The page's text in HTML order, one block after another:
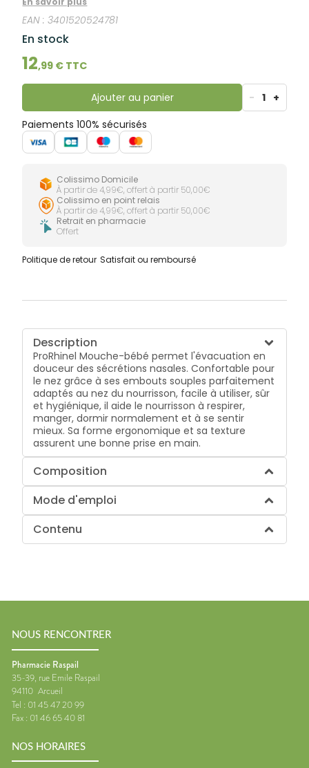
Gencives
hygiénique, il aide le nourrisson à respirer, manger,
dormir normalement et à se sentir mieux. Sa forme
ergonomique et sa texture assurent une bonne prise
en main.
EAN :3401520524781
En stock
12,99 € TTC
Ajouter au panier - 1 +
Paiements 100% sécurisés
Colissimo Domicile
À partir de 4,99€, offert à partir 50,00€
Colissimo en point relais
À partir de 4,99€, offert à partir 50,00€
Retrait en pharmacie
Offert
Politique de retour Satisfait ou remboursé
Description
ProRhinel Mouche-bébé permet l'évacuation en
douceur des sécrétions nasales. Confortable pour
le nez grâce à ses embouts souples parfaitement
adaptés au nez du nourrisson, facile à utiliser, sûr
et hygiénique, il aide le nourrisson à respirer,
manger, dormir normalement et à se sentir
mieux. Sa forme ergonomique et sa texture
assurent une bonne prise en main.
Composition
Mode d'emploi
Contenu
NOUS RENCONTRER
Pharmacie Raspail
35-39, rue Emile Raspail
94110 Arcueil
Tel : 01 45 47 20 99
Fax : 01 46 65 40 81
NOS HORAIRES